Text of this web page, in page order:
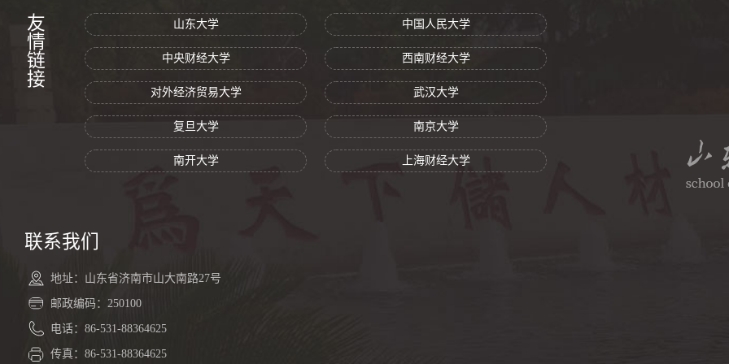
友情链接 山东大学 中国人民大学
中央财经大学 西南财经大学
对外经济贸易大学 武汉大学
复旦大学 南京大学
南开大学 上海财经大学
联系我们
地址：山东省济南市山大南路27号
邮政编码：250100
电话：86-531-88364625
传真：86-531-88364625